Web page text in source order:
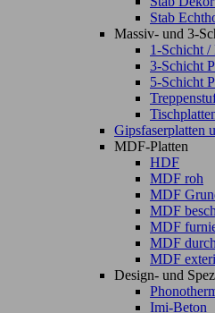
Stab
Massiv- und 3-
1-Schicht /
3-Schicht
5-Schicht
Gipsfaserplatten
MDF-Platten
HDF
MDF roh
MDF
MDF
MDF
MDF
MDF
Design- und
Imi-Beton